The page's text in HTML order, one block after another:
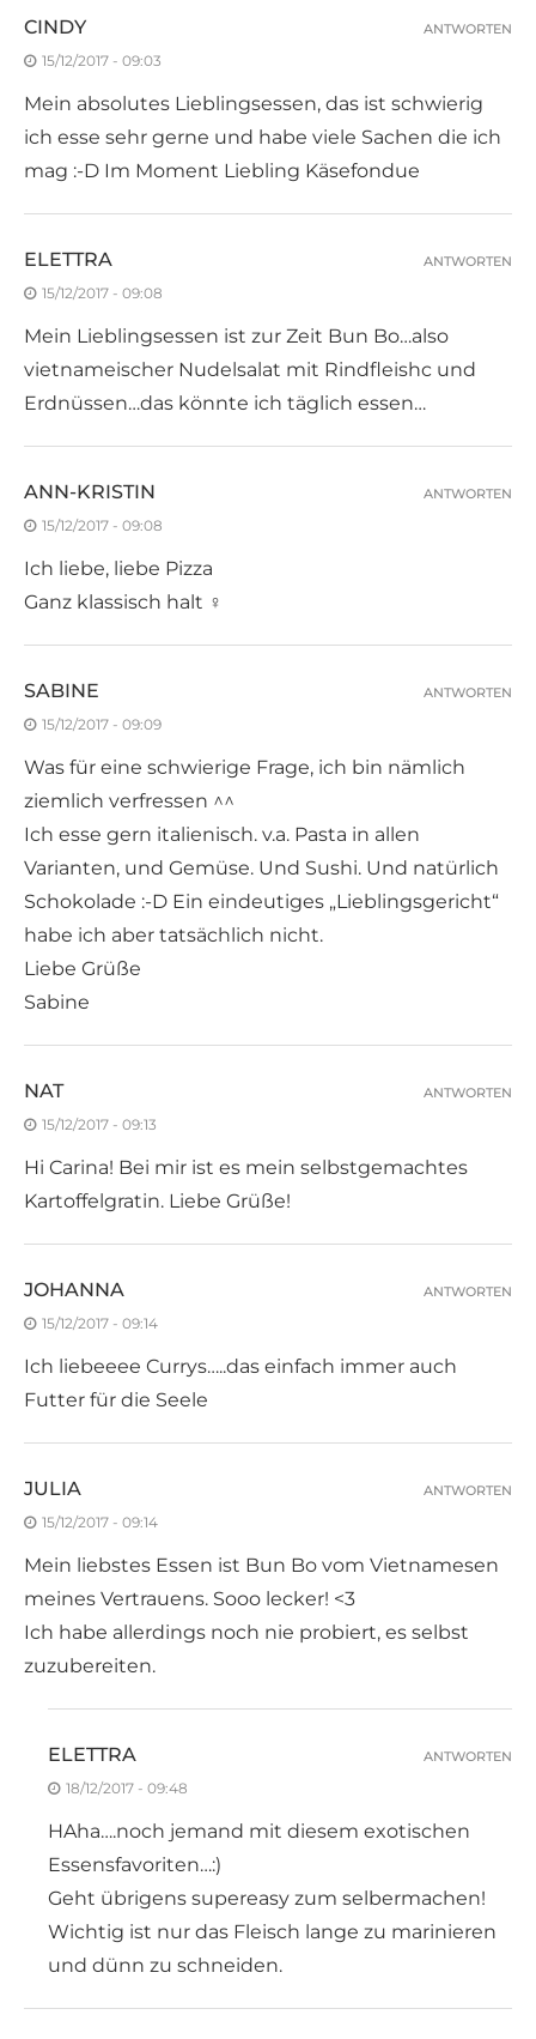
CINDY
15/12/2017 - 09:03
Mein absolutes Lieblingsessen, das ist schwierig
ich esse sehr gerne und habe viele Sachen die ich
mag :-D Im Moment Liebling Käsefondue
ANTWORTEN
ELETTRA
15/12/2017 - 09:08
Mein Lieblingsessen ist zur Zeit Bun Bo…also
vietnameischer Nudelsalat mit Rindfleishc und
Erdnüssen…das könnte ich täglich essen…
ANTWORTEN
ANN-KRISTIN
15/12/2017 - 09:08
Ich liebe, liebe Pizza
Ganz klassisch halt ‍♀️
ANTWORTEN
SABINE
15/12/2017 - 09:09
Was für eine schwierige Frage, ich bin nämlich
ziemlich verfressen ^^
Ich esse gern italienisch. v.a. Pasta in allen
Varianten, und Gemüse. Und Sushi. Und natürlich
Schokolade :-D Ein eindeutiges „Lieblingsgericht“
habe ich aber tatsächlich nicht.
Liebe Grüße
Sabine
ANTWORTEN
NAT
15/12/2017 - 09:13
Hi Carina! Bei mir ist es mein selbstgemachtes
Kartoffelgratin. Liebe Grüße!
ANTWORTEN
JOHANNA
15/12/2017 - 09:14
Ich liebeeee Currys…..das einfach immer auch
Futter für die Seele
ANTWORTEN
JULIA
15/12/2017 - 09:14
Mein liebstes Essen ist Bun Bo vom Vietnamesen
meines Vertrauens. Sooo lecker! <3
Ich habe allerdings noch nie probiert, es selbst
zuzubereiten.
ANTWORTEN
ELETTRA
18/12/2017 - 09:48
HAha….noch jemand mit diesem exotischen
Essensfavoriten…:)
Geht übrigens supereasy zum selbermachen!
Wichtig ist nur das Fleisch lange zu marinieren
und dünn zu schneiden.
ANTWORTEN